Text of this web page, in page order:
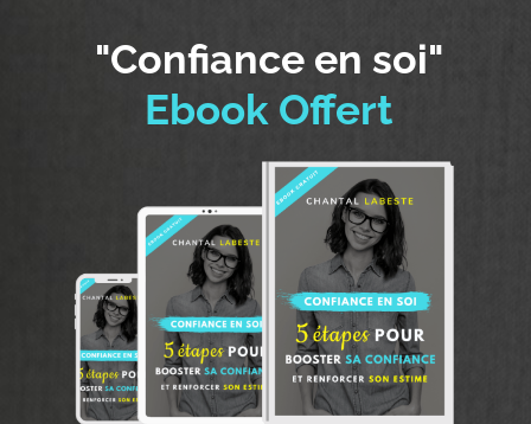
"Confiance en soi"
Ebook Offert